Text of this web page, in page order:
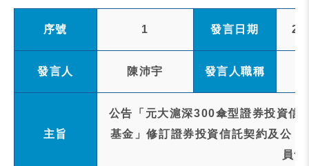
序號 1 發言日期
發言人 陳沛宇 發言人職稱
主旨
公告「元大滬深300傘型證券投資信
基金」修訂證券投資信託契約及公
員